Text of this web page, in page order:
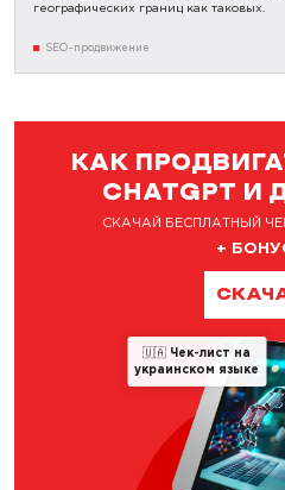
географических границ как таковых.
SEO-продвижение
КАК
CHATGPT И
СКАЧАЙ БЕСПЛАТНЫЙ
+
🇺🇦 Чек-лист на
украинском языке